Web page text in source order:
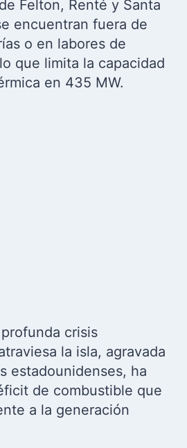
Felton, Renté y Santa
encuentran fuera de
o en labores de
que limita la capacidad
en 435 MW.
crisis
la isla, agravada
estadounidenses, ha
de combustible que
a la generación